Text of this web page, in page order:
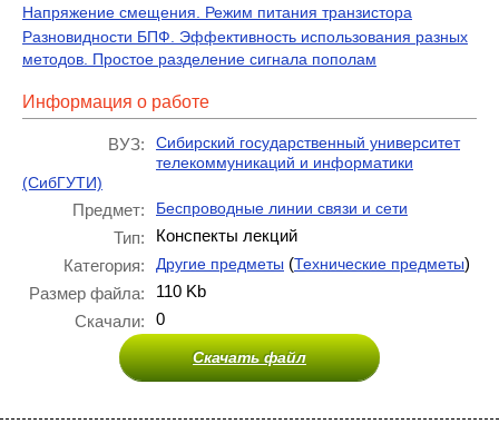
Напряжение смещения. Режим питания транзистора
Разновидности БПФ. Эффективность использования разных
методов. Простое разделение сигнала пополам
Информация о работе
ВУЗ:
Сибирский государственный университет
телекоммуникаций и информатики
(СибГУТИ)
Предмет: Беспроводные линии связи и сети
Тип:
Конспекты лекций
Категория:
Другие предметы (Технические предметы)
Размер файла:
110 Kb
Скачали:
0
Скачать файл